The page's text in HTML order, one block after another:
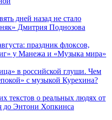
дней назад не стало
Дмитрия Поднозова
праздник флоксов,
у Манежа и «Музыка мира»
в российской глуши. Чем
с музыкой Курехина?
текстов о реальных людях от
до Энтони Хопкинса